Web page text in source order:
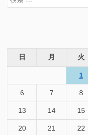
索
日 月 火
1
6 7 8
13 14 15
20 21 22